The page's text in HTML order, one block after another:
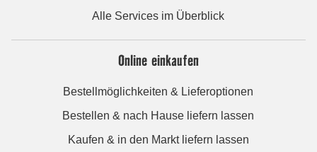
Alle Services im Überblick
Online einkaufen
Bestellmöglichkeiten & Lieferoptionen
Bestellen & nach Hause liefern lassen
Kaufen & in den Markt liefern lassen